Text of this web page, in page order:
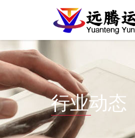
行业动态
页
关
于
远
腾
产
品
中
心
成
功